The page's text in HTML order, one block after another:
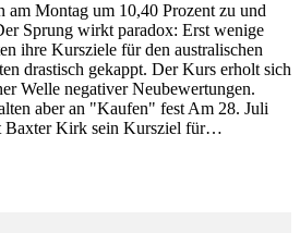
Montag um 10,40 Prozent zu und
Sprung wirkt paradox: Erst wenige
ihre Kursziele für den australischen
drastisch gekappt. Der Kurs erholt sich
Welle negativer Neubewertungen.
aber an "Kaufen" fest Am 28. Juli
Baxter Kirk sein Kursziel für…